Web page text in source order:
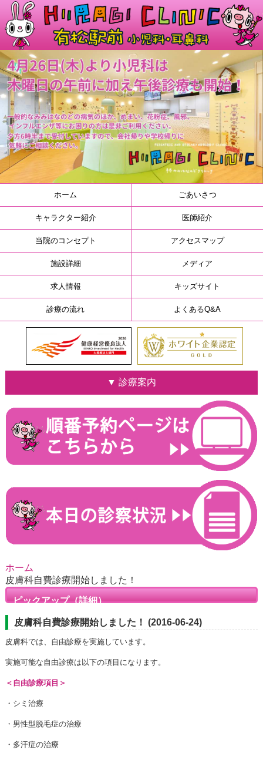
ホーム ごあいさつ
キャラクター紹介 医師紹介
当院のコンセプト アクセスマップ
施設詳細 メディア
求人情報 キッズサイト
診療の流れ よくあるQ&A
▼ 診療案内
ホーム
皮膚科自費診療開始しました！
ピックアップ（詳細）
皮膚科自費診療開始しました！ (2016-06-24)
皮膚科では、自由診療を実施しています。
実施可能な自由診療は以下の項目になります。
＜自由診療項目＞
・シミ治療
・男性型脱毛症の治療
・多汗症の治療